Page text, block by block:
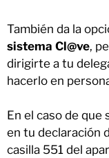
También da la
sistema Cl@ve,
dirigirte a tu
hacerlo en
En el caso de que
en tu declaración
casilla 551 del